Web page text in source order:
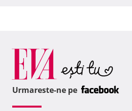
Urmareste-ne pe